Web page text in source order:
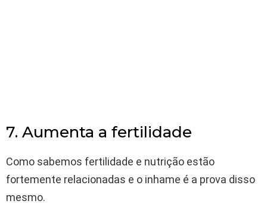
7. Aumenta a fertilidade
Como sabemos fertilidade e nutrição estão
fortemente relacionadas e o inhame é a prova disso
mesmo.